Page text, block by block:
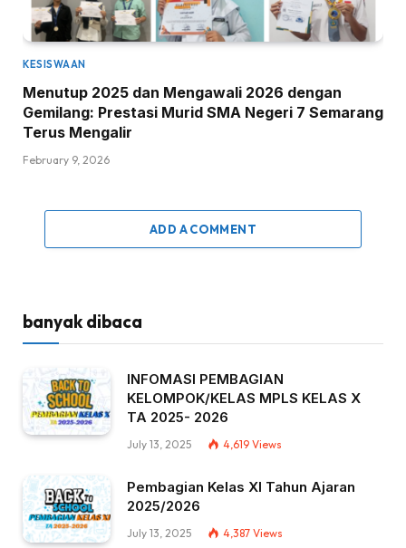
KESISWAAN
Menutup 2025 dan Mengawali 2026 dengan
Gemilang: Prestasi Murid SMA Negeri 7 Semarang
Terus Mengalir
February 9, 2026
ADD A COMMENT
banyak dibaca
INFOMASI PEMBAGIAN
KELOMPOK/KELAS MPLS KELAS X
TA 2025- 2026
July 13, 2025 4,619 Views
Pembagian Kelas XI Tahun Ajaran
2025/2026
July 13, 2025 4,387 Views